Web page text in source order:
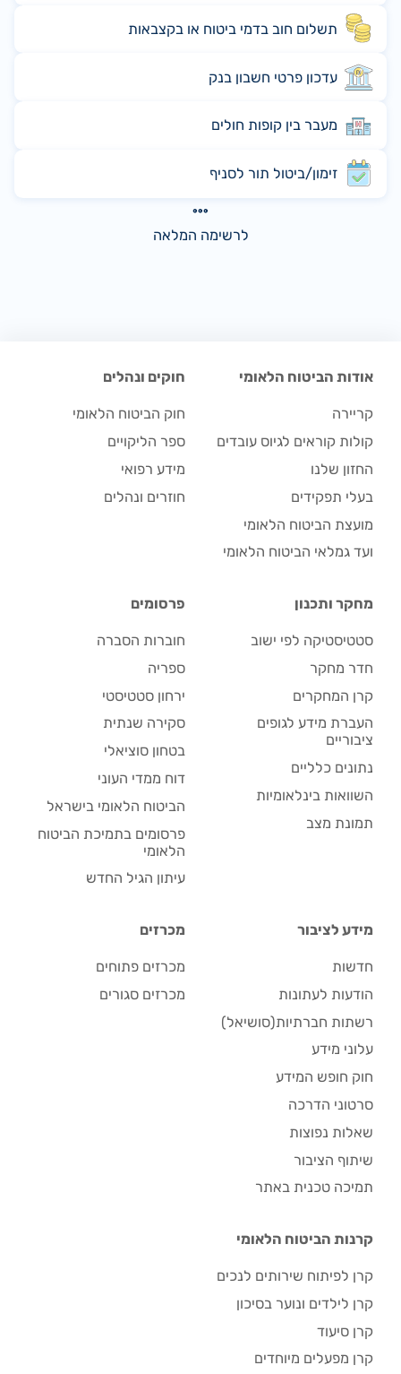
תשלום חוב בדמי ביטוח או בקצבאות
עדכון פרטי חשבון בנק
מעבר בין קופות חולים
זימון/ביטול תור לסניף
לרשימה המלאה
אודות הביטוח הלאומי
קריירה
קולות קוראים לגיוס עובדים
החזון שלנו
בעלי תפקידים
מועצת הביטוח הלאומי
ועד גמלאי הביטוח הלאומי
חוקים ונהלים
חוק הביטוח הלאומי
ספר הליקויים
מידע רפואי
חוזרים ונהלים
מחקר ותכנון
סטטיסטיקה לפי ישוב
חדר מחקר
קרן המחקרים
העברת מידע לגופים
ציבוריים
נתונים כלליים
השוואות בינלאומיות
תמונת מצב
פרסומים
חוברות הסברה
ספריה
ירחון סטטיסטי
סקירה שנתית
בטחון סוציאלי
דוח ממדי העוני
הביטוח הלאומי בישראל
פרסומים בתמיכת הביטוח
הלאומי
עיתון הגיל החדש
מידע לציבור
חדשות
הודעות לעתונות
רשתות חברתיות(סושיאל)
עלוני מידע
חוק חופש המידע
סרטוני הדרכה
שאלות נפוצות
שיתוף הציבור
תמיכה טכנית באתר
מכרזים
מכרזים פתוחים
מכרזים סגורים
קרנות הביטוח הלאומי
קרן לפיתוח שירותים לנכים
קרן לילדים ונוער בסיכון
קרן סיעוד
קרן מפעלים מיוחדים